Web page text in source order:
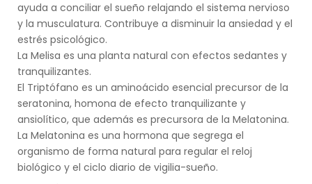
ayuda a conciliar el sueño relajando el sistema nervioso
y la musculatura. Contribuye a disminuir la ansiedad y el
estrés psicológico.
La Melisa es una planta natural con efectos sedantes y
tranquilizantes.
El Triptófano es un aminoácido esencial precursor de la
seratonina, homona de efecto tranquilizante y
ansiolítico, que además es precursora de la Melatonina.
La Melatonina es una hormona que segrega el
organismo de forma natural para regular el reloj
biológico y el ciclo diario de vigilia-sueño.